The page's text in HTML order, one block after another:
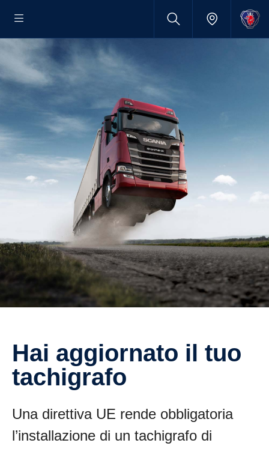
Hai aggiornato il tuo
tachigrafo
Una direttiva UE rende obbligatoria
l’installazione di un tachigrafo di